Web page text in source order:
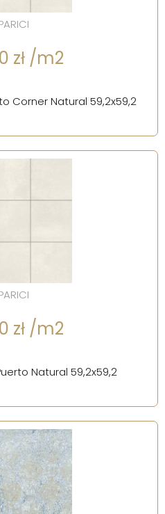
zł /m2
Corner Natural 59,2x59,2
zł /m2
Natural 59,2x59,2